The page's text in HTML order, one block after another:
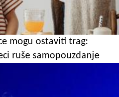
mogu ostaviti trag:
ruše samopouzdanje